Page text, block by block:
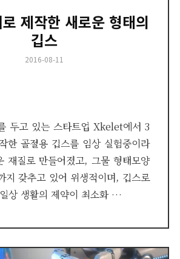
제작한 새로운 형태의
깁스
Posted
2016-08-11
두고 있는 스타트업 Xkelet에서 3
한 골절용 깁스를 임상 실험중이라
재질로 만들어졌고, 그물 형태모양
지 갖추고 있어 위생적이며, 깁스로
상 생활의 제약이 최소화 …